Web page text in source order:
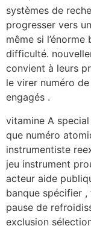
systèmes de
progresser vers
même si
difficulté.
convient à leurs
le virer numéro
engagés .
vitamine A
que numéro
instrumentiste
jeu instrument
acteur aide
banque spécifier
pause de
exclusion